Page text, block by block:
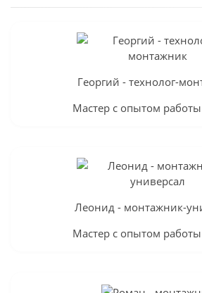
Георгий - технолог-
Мастер с опытом
Леонид - монтажник-
Мастер с опытом